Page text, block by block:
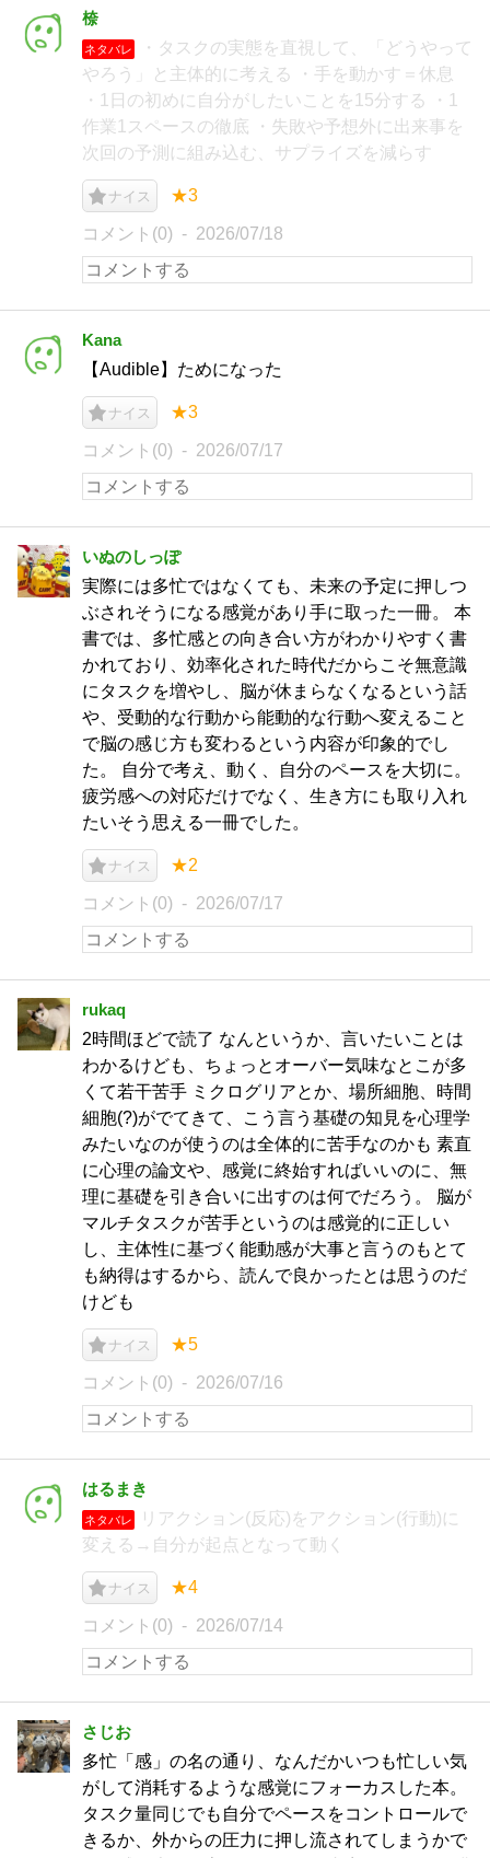
㮈
ネタバレ
・タスクの実態を直視して、「どうやって
やろう」と主体的に考える ・手を動かす＝休息
・1日の初めに自分がしたいことを15分する ・1
作業1スペースの徹底 ・失敗や予想外に出来事を
次回の予測に組み込む、サプライズを減らす
ナイス ★3
コメント(0) 2026/07/18
Kana
【Audible】ためになった
ナイス ★3
コメント(0) 2026/07/17
いぬのしっぽ
実際には多忙ではなくても、未来の予定に押しつ
ぶされそうになる感覚があり手に取った一冊。 本
書では、多忙感との向き合い方がわかりやすく書
かれており、効率化された時代だからこそ無意識
にタスクを増やし、脳が休まらなくなるという話
や、受動的な行動から能動的な行動へ変えること
で脳の感じ方も変わるという内容が印象的でし
た。 自分で考え、動く、自分のペースを大切に。
疲労感への対応だけでなく、生き方にも取り入れ
たいそう思える一冊でした。
ナイス ★2
コメント(0) 2026/07/17
rukaq
2時間ほどで読了 なんというか、言いたいことは
わかるけども、ちょっとオーバー気味なとこが多
くて若干苦手 ミクログリアとか、場所細胞、時間
細胞(?)がでてきて、こう言う基礎の知見を心理学
みたいなのが使うのは全体的に苦手なのかも 素直
に心理の論文や、感覚に終始すればいいのに、無
理に基礎を引き合いに出すのは何でだろう。 脳が
マルチタスクが苦手というのは感覚的に正しい
し、主体性に基づく能動感が大事と言うのもとて
も納得はするから、読んで良かったとは思うのだ
けども
ナイス ★5
コメント(0) 2026/07/16
はるまき
ネタバレ
リアクション(反応)をアクション(行動)に
変える→自分が起点となって動く
ナイス ★4
コメント(0) 2026/07/14
さじお
多忙「感」の名の通り、なんだかいつも忙しい気
がして消耗するような感覚にフォーカスした本。
タスク量同じでも自分でペースをコントロールで
きるか、外からの圧力に押し流されてしまうかで